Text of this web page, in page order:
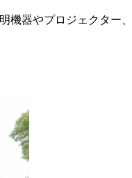
機器やプロジェクター